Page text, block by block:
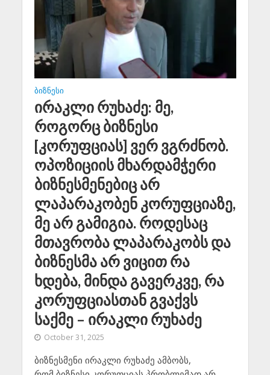
ᲑᲘᲖᲜᲔᲡᲘ
ირაკლი რუხაძე: მე,
როგორც ბიზნესი
[კორუფციას] ვერ ვგრძნობ.
ოპოზიციის მხარდამჭერი
ბიზნესმენებიც არ
ლაპარაკობენ კორუფციაზე,
მე არ გამიგია. როდესაც
მთავრობა ლაპარაკობს და
ბიზნესმა არ ვიცით რა
ხდება, მინდა გავერკვე, რა
კორუფციასთან გვაქვს
საქმე – ირაკლი რუხაძე
October 31, 2025
ბიზნესმენი ირაკლი რუხაძე ამბობს,